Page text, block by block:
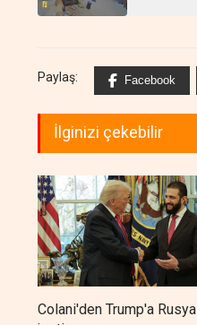
Paylaş: Facebook
İlginizi çekebilir
Colani'den Trump'a Rusya